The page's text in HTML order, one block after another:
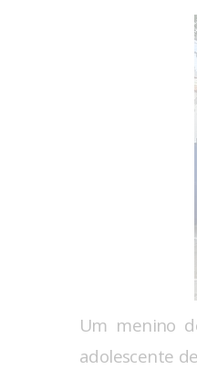
Um menino
adolescente